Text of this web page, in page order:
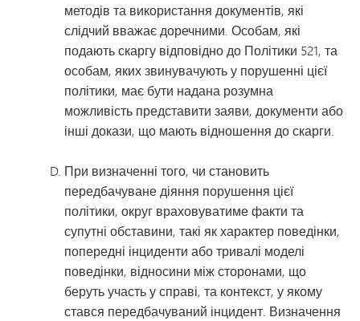
методів та використання документів, які
слідчий вважає доречними. Особам, які
подають скаргу відповідно до Політики 521, та
особам, яких звинувачують у порушенні цієї
політики, має бути надана розумна
можливість представити заяви, документи або
інші докази, що мають відношення до скарги.
При визначенні того, чи становить
передбачуване діяння порушення цієї
політики, округ враховуватиме факти та
супутні обставини, такі як характер поведінки,
попередні інциденти або тривалі моделі
поведінки, відносини між сторонами, що
беруть участь у справі, та контекст, у якому
стався передбачуваний інцидент. Визначення